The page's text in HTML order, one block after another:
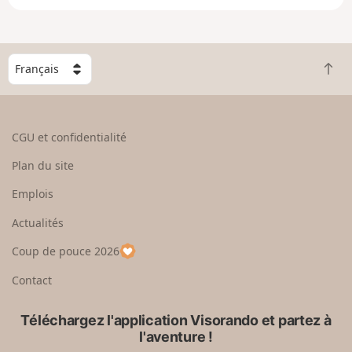
g
n
C
h
o
e
u
p
a
R
e
CGU et confidentialité
Plan du site
Emplois
Actualités
Coup de pouce 2026
Contact
Téléchargez l'application Visorando et partez à
l'aventure !